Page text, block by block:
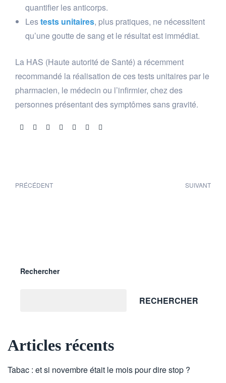
quantifier les anticorps.
Lestests unitaires, plus pratiques, ne nécessitent
qu’une goutte de sang et le résultat est immédiat.
La HAS (Haute autorité de Santé) a récemment
recommandé la réalisation de ces tests unitaires par le
pharmacien, le médecin ou l’infirmier, chez des
personnes présentant des symptômes sans gravité.
Share:
PRÉCÉDENT SUIVANT
Rechercher
RECHERCHER
Articles récents
Tabac : et si novembre était le mois pour dire stop ?